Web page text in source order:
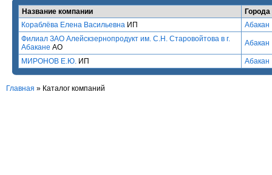
Название компании
Города
Кораблёва Елена Васильевна ИП
Абакан
Филиал ЗАО Алейскзернопродукт им. С.Н. Старовойтова в г.
Абакане АО Абакан
МИРОНОВ Е.Ю. ИП Абакан
Главная » Каталог компаний